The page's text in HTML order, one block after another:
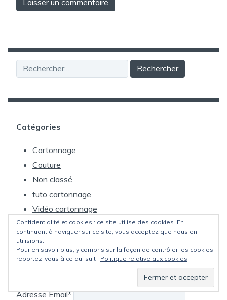
Rechercher :
Catégories
Cartonnage
Couture
Non classé
tuto cartonnage
Vidéo cartonnage
Adresse Email*
Confidentialité et cookies : ce site utilise des cookies. En
continuant à naviguer sur ce site, vous acceptez que nous en
utilisions.
Pour en savoir plus, y compris sur la façon de contrôler les cookies,
reportez-vous à ce qui suit : Politique relative aux cookies